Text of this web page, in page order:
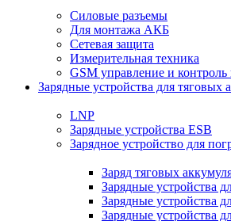
Силовые разъемы
Для монтажа АКБ
Сетевая защита
Измерительная техника
GSM управление и контроль
Зарядные устройства для тяговых
LNP
Зарядные устройства ESB
Зарядное устройство для
Заряд тяговых
Зарядные устройства
Зарядные устройства
Зарядные устройства